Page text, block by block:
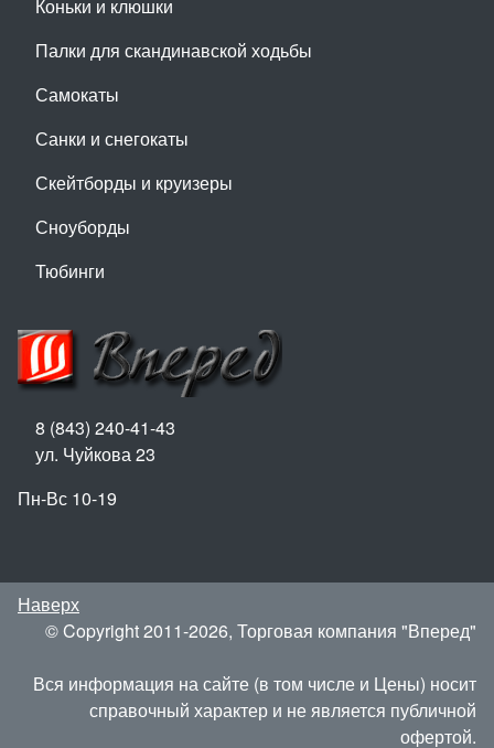
Коньки и клюшки
Палки для скандинавской ходьбы
Самокаты
Санки и снегокаты
Скейтборды и круизеры
Сноуборды
Тюбинги
8 (843) 240-41-43
ул. Чуйкова 23
Пн-Вс 10-19
Наверх
© Copyright 2011-2026, Торговая компания "Вперед"
Вся информация на сайте (в том числе и Цены) носит
справочный характер и не является публичной
офертой.